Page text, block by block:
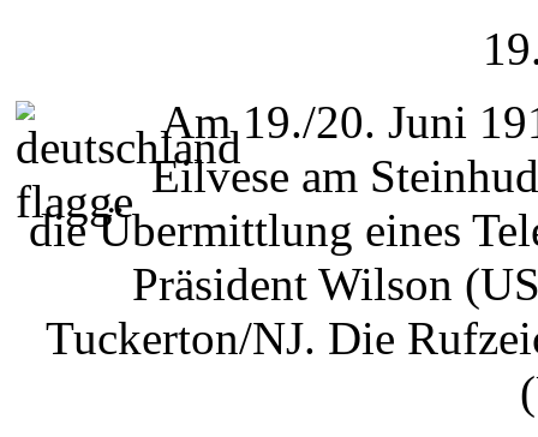
Am 19./20. Juni
Eilvese am
die Übermittlung eines
Präsident Wilson
Tuckerton/NJ. Die